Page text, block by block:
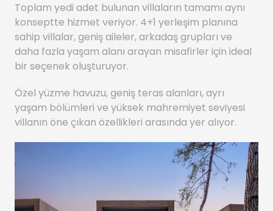
Toplam yedi adet bulunan villaların tamamı aynı
konseptte hizmet veriyor. 4+1 yerleşim planına
sahip villalar, geniş aileler, arkadaş grupları ve
daha fazla yaşam alanı arayan misafirler için ideal
bir seçenek oluşturuyor.
Özel yüzme havuzu, geniş teras alanları, ayrı
yaşam bölümleri ve yüksek mahremiyet seviyesi
villanın öne çıkan özellikleri arasında yer alıyor.